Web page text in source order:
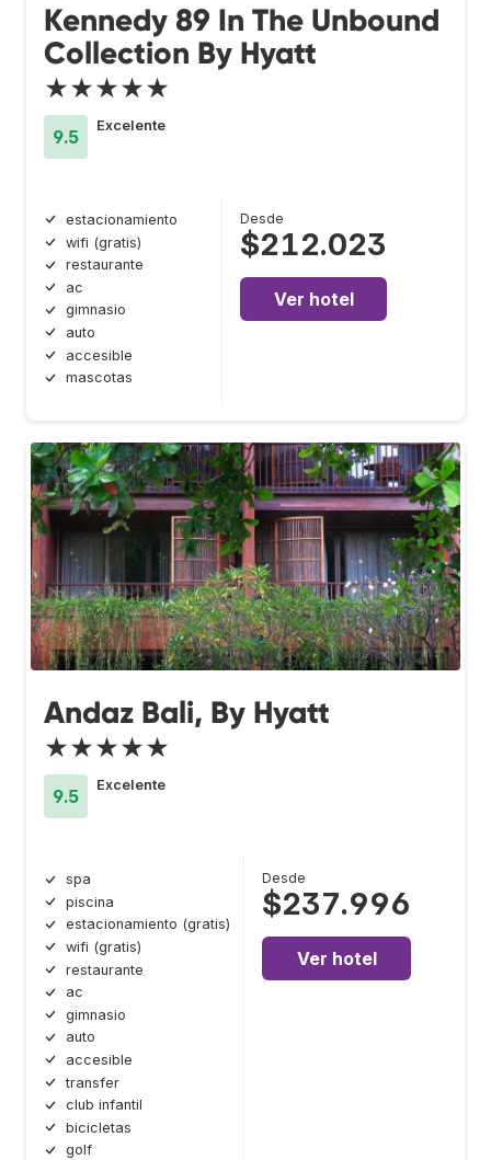
Kennedy 89 In The Unbound
Collection By Hyatt
★★★★★
9.5
Excelente
estacionamiento
wifi (gratis)
restaurante
ac
gimnasio
auto
accesible
mascotas
Desde
$212.023
Ver hotel
Andaz Bali, By Hyatt
★★★★★
9.5
Excelente
spa
piscina
estacionamiento (gratis)
wifi (gratis)
restaurante
ac
gimnasio
auto
accesible
transfer
club infantil
bicicletas
golf
Desde
$237.996
Ver hotel